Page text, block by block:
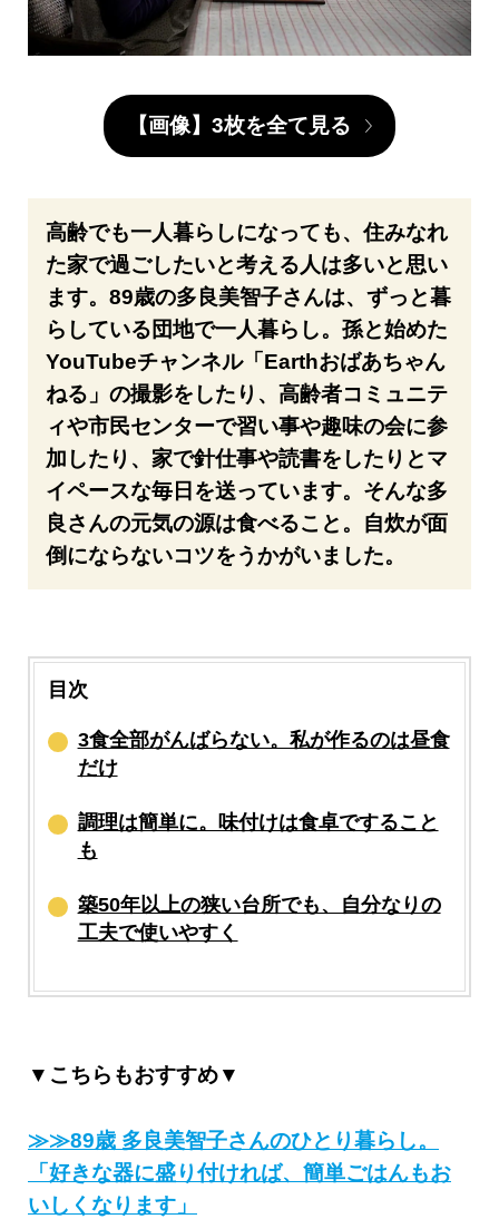
【画像】3枚を全て見る
高齢でも一人暮らしになっても、住みなれ
た家で過ごしたいと考える人は多いと思い
ます。89歳の多良美智子さんは、ずっと暮
らしている団地で一人暮らし。孫と始めた
YouTubeチャンネル「Earthおばあちゃん
ねる」の撮影をしたり、高齢者コミュニテ
ィや市民センターで習い事や趣味の会に参
加したり、家で針仕事や読書をしたりとマ
イペースな毎日を送っています。そんな多
良さんの元気の源は食べること。自炊が面
倒にならないコツをうかがいました。
目次
3食全部がんばらない。私が作るのは昼食
だけ
調理は簡単に。味付けは食卓ですること
も
築50年以上の狭い台所でも、自分なりの
工夫で使いやすく
▼こちらもおすすめ▼
≫≫89歳 多良美智子さんのひとり暮らし。
「好きな器に盛り付ければ、簡単ごはんもお
いしくなります」